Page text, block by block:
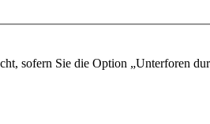
sofern Sie die Option „Unterforen